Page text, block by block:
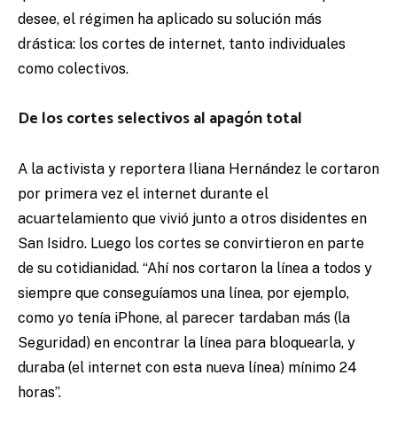
desee, el régimen ha aplicado su solución más
drástica: los cortes de internet, tanto individuales
como colectivos.
De los cortes selectivos al apagón total
A la activista y reportera Iliana Hernández le cortaron
por primera vez el internet durante el
acuartelamiento que vivió junto a otros disidentes en
San Isidro. Luego los cortes se convirtieron en parte
de su cotidianidad. “Ahí nos cortaron la línea a todos y
siempre que conseguíamos una línea, por ejemplo,
como yo tenía iPhone, al parecer tardaban más (la
Seguridad) en encontrar la línea para bloquearla, y
duraba (el internet con esta nueva línea) mínimo 24
horas”.